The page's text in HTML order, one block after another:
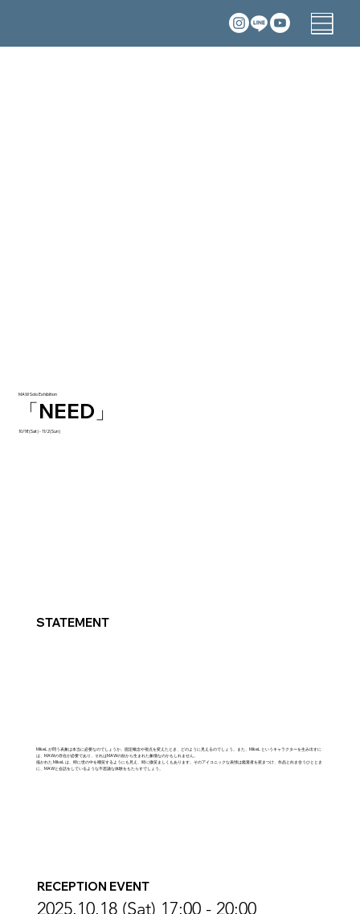
MAW Solo Exhibition
「NEED」
10/18(Sat) - 11/2(Sun)
STATEMENT
MikeL が問う表象は本当に必要なのでしょうか。固定概念や視点を変えたとき、どのように見えるのでしょう。また、MikeL というキャラクターを生み出すに
は、MAWの存在が必要であり、それはMAWの欲から生まれた象徴なのかもしれません。
描かれた MikeL は、時に世の中を嘲笑するようにも見え、時に微笑ましくもあります。そのアイコニックな表情は鑑賞者を惹きつけ、作品と向き合うひととき
に、MAWと会話をしているような不思議な体験をもたらすでしょう。
RECEPTION EVENT
2025.10.18 (Sat) 17:00 - 20:00